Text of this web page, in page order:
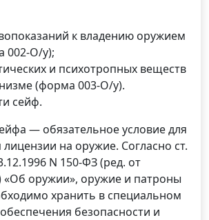
к владению оружием
002-О/у);
и психотропных веществ
(форма 003-О/у).
сейф.
— обязательное условие для
на оружие. Согласно ст.
N 150-ФЗ (ред. от
«Об оружии», оружие и патроны
хранить в специальном
безопасности и